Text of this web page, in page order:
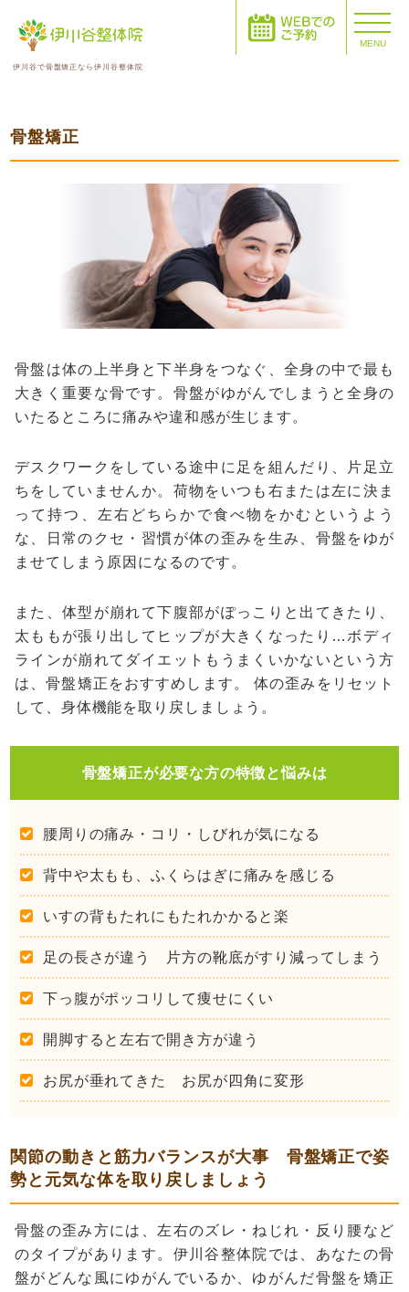
MENU
伊川谷で骨盤矯正なら伊川谷整体院
骨盤矯正
骨盤は体の上半身と下半身をつなぐ、全身の中で最も
大きく重要な骨です。骨盤がゆがんでしまうと全身の
いたるところに痛みや違和感が生じます。
デスクワークをしている途中に足を組んだり、片足立
ちをしていませんか。荷物をいつも右または左に決ま
って持つ、左右どちらかで食べ物をかむというよう
な、日常のクセ・習慣が体の歪みを生み、骨盤をゆが
ませてしまう原因になるのです。
また、体型が崩れて下腹部がぽっこりと出てきたり、
太ももが張り出してヒップが大きくなったり…ボディ
ラインが崩れてダイエットもうまくいかないという方
は、骨盤矯正をおすすめします。 体の歪みをリセット
して、身体機能を取り戻しましょう。
骨盤矯正が必要な方の特徴と悩みは
腰周りの痛み・コリ・しびれが気になる
背中や太もも、ふくらはぎに痛みを感じる
いすの背もたれにもたれかかると楽
足の長さが違う 片方の靴底がすり減ってしまう
下っ腹がポッコリして痩せにくい
開脚すると左右で開き方が違う
お尻が垂れてきた お尻が四角に変形
関節の動きと筋力バランスが大事 骨盤矯正で姿
勢と元気な体を取り戻しましょう
骨盤の歪み方には、左右のズレ・ねじれ・反り腰など
のタイプがあります。伊川谷整体院では、あなたの骨
盤がどんな風にゆがんでいるか、ゆがんだ骨盤を矯正